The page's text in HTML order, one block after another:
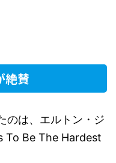
絶賛
のは、エルトン・ジ
To Be The Hardest